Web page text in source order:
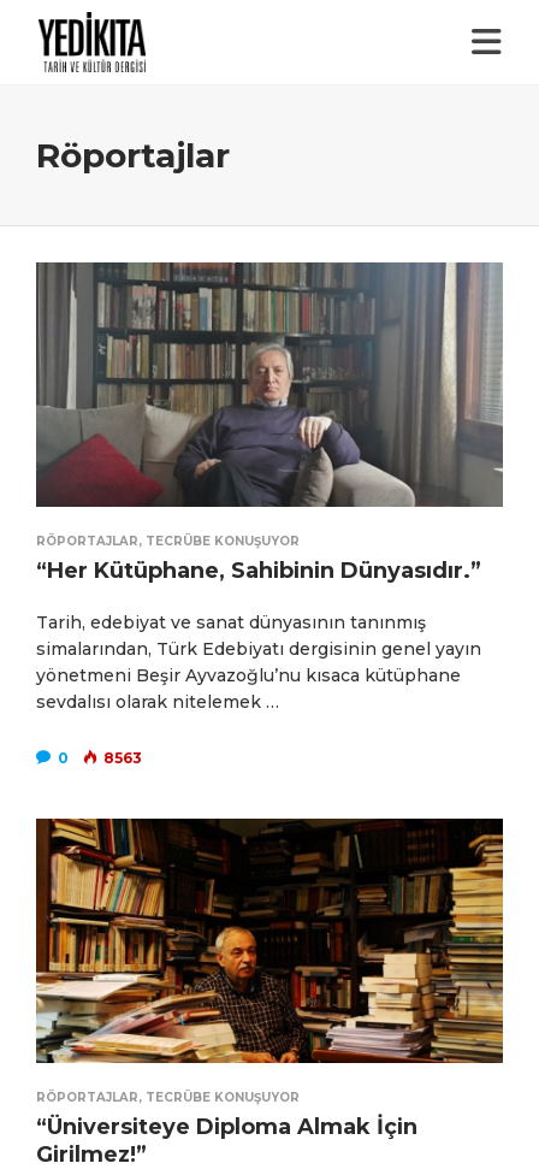
Röportajlar
RÖPORTAJLAR, TECRÜBE KONUŞUYOR
“Her Kütüphane, Sahibinin Dünyasıdır.”
Tarih, edebiyat ve sanat dünyasının tanınmış
simalarından, Türk Edebiyatı dergisinin genel yayın
yönetmeni Beşir Ayvazoğlu’nu kısaca kütüphane
sevdalısı olarak nitelemek …
0 8563
RÖPORTAJLAR, TECRÜBE KONUŞUYOR
“Üniversiteye Diploma Almak İçin
Girilmez!”